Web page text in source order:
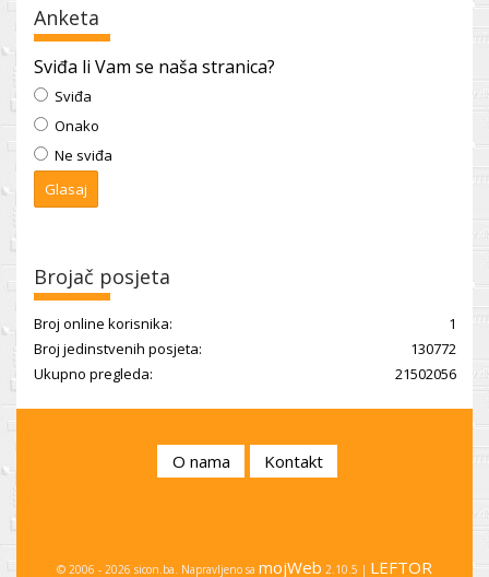
Anketa
Sviđa li Vam se naša stranica?
Sviđa
Onako
Ne sviđa
Brojač posjeta
Broj online korisnika:
1
Broj jedinstvenih posjeta:
130772
Ukupno pregleda:
21502056
O nama Kontakt
© 2006 - 2026 sicon.ba. Napravljeno sa mojWeb 2.10.5 | LEFTOR